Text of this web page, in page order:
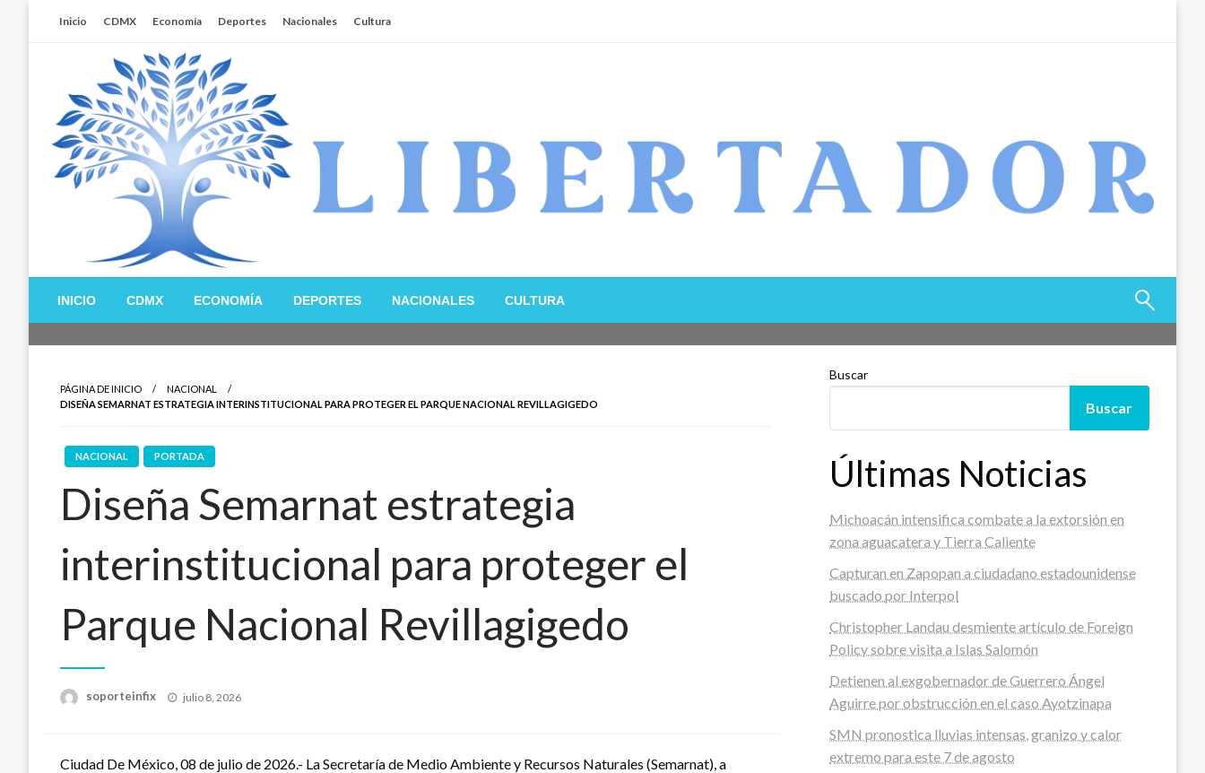
Inicio CDMX Economía Deportes Nacionales Cultura
Libertador MX
INICIO CDMX ECONOMÍA DEPORTES NACIONALES CULTURA
PÁGINA DE INICIO
NACIONAL
DISEÑA SEMARNAT ESTRATEGIA INTERINSTITUCIONAL PARA PROTEGER EL PARQUE NACIONAL REVILLAGIGEDO
NACIONAL PORTADA
Diseña Semarnat estrategia
interinstitucional para proteger el
Parque Nacional Revillagigedo
soporteinfix
Publicado
julio 8, 2026
Ciudad De México, 08 de julio de 2026.- La Secretaría de Medio Ambiente y Recursos Naturales (Semarnat), a
Buscar
Buscar
Últimas Noticias
Michoacán intensifica combate a la extorsión en
zona aguacatera y Tierra Caliente
Capturan en Zapopan a ciudadano estadounidense
buscado por Interpol
Christopher Landau desmiente artículo de Foreign
Policy sobre visita a Islas Salomón
Detienen al exgobernador de Guerrero Ángel
Aguirre por obstrucción en el caso Ayotzinapa
SMN pronostica lluvias intensas, granizo y calor
extremo para este 7 de agosto